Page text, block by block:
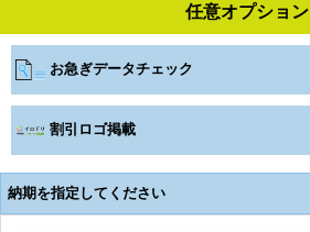
任意オプション
お急ぎデータチェック
割引ロゴ掲載
納期を指定してください